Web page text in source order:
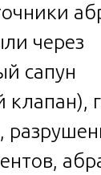
через
сапун